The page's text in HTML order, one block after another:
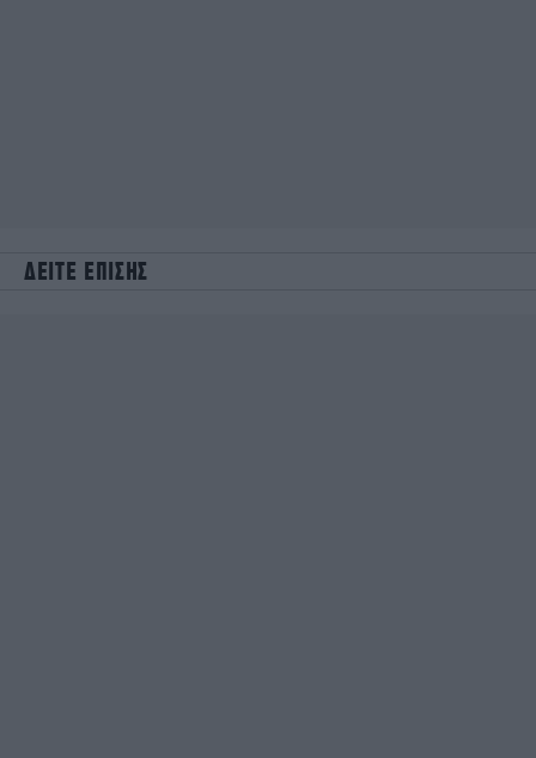
ΔΕΙΤΕ ΕΠΙΣΗΣ